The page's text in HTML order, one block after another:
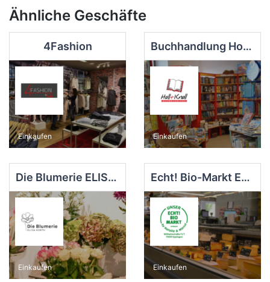
Ähnliche Geschäfte
4Fashion
Einkaufen
Buchhandlung Holl & Knoll
Einkaufen
Die Blumerie ELISA KORTH
Einkaufen
Echt! Bio-Markt Eppingen
Einkaufen